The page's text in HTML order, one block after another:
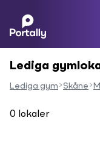
Lediga
Lediga gym Skåne
0 lokaler